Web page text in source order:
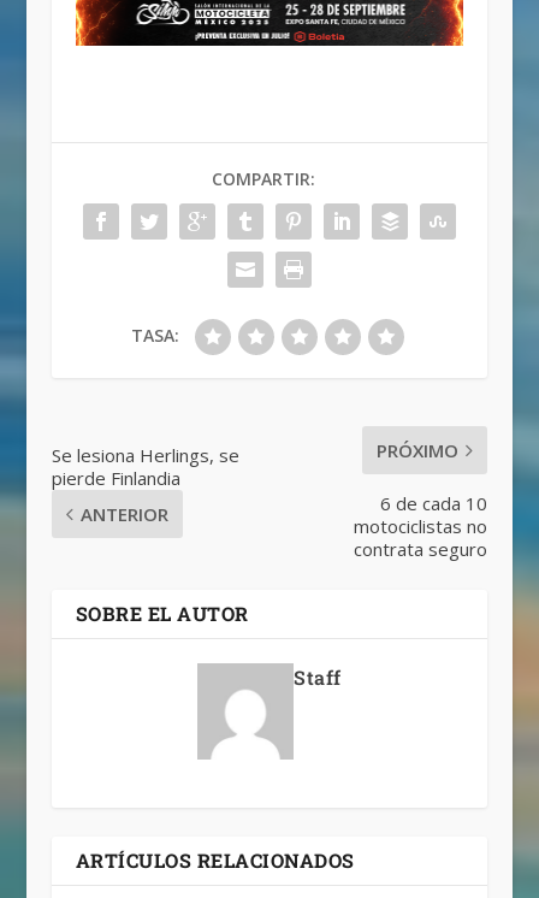
COMPARTIR:
TASA:
Se lesiona Herlings, se
pierde Finlandia
ANTERIOR
PRÓXIMO
6 de cada 10
motociclistas no
contrata seguro
SOBRE EL AUTOR
Staff
ARTÍCULOS RELACIONADOS